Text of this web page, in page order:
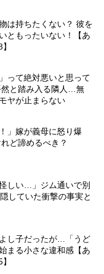
は持ちたくない？ 彼を
ともったいない！【あ
って絶対悪いと思って
と踏み入る隣人…無
ヤが止まらない
」嫁が義母に怒り爆
ど諦めるべき？
しい…」ジム通いで別
していた衝撃の事実と
し子だったが…「うど
まる小さな違和感【あ